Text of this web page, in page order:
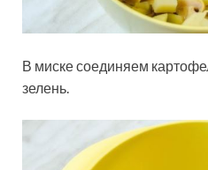
В миске соединяем
зелень.